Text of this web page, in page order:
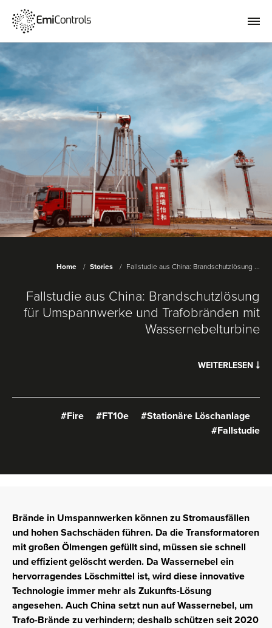
Home Stories Fallstudie aus China: Brandschutzlösung ...
Fallstudie aus China: Brandschutzlösung
für Umspannwerke und Trafobränden mit
Wassernebelturbine
WEITERLESEN
#Fire #FT10e
#Stationäre Löschanlage
#Fallstudie
Brände in Umspannwerken können zu Stromausfällen
und hohen Sachschäden führen. Da die Transformatoren
mit großen Ölmengen gefüllt sind, müssen sie schnell
und effizient gelöscht werden. Da Wassernebel ein
hervorragendes Löschmittel ist, wird diese innovative
Technologie immer mehr als Zukunfts-Lösung
angesehen. Auch China setzt nun auf Wassernebel, um
Trafo-Brände zu verhindern; deshalb schützen seit 2020